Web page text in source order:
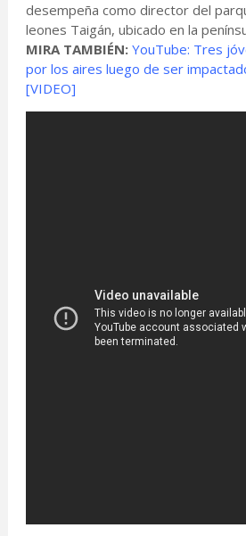
desempeña como director del
leones Taigán, ubicado en la
MIRA TAMBIÉN: YouTube: Tres
por los aires luego de ser
[VIDEO]